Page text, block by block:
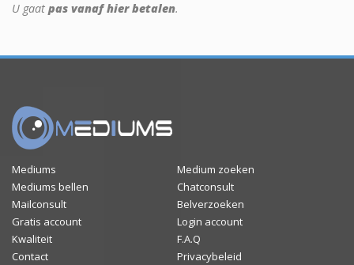
U gaat pas vanaf hier betalen.
Mediums
Medium zoeken
Mediums bellen
Chatconsult
Mailconsult
Belverzoeken
Gratis account
Login account
Kwaliteit
F.A.Q
Contact
Privacybeleid